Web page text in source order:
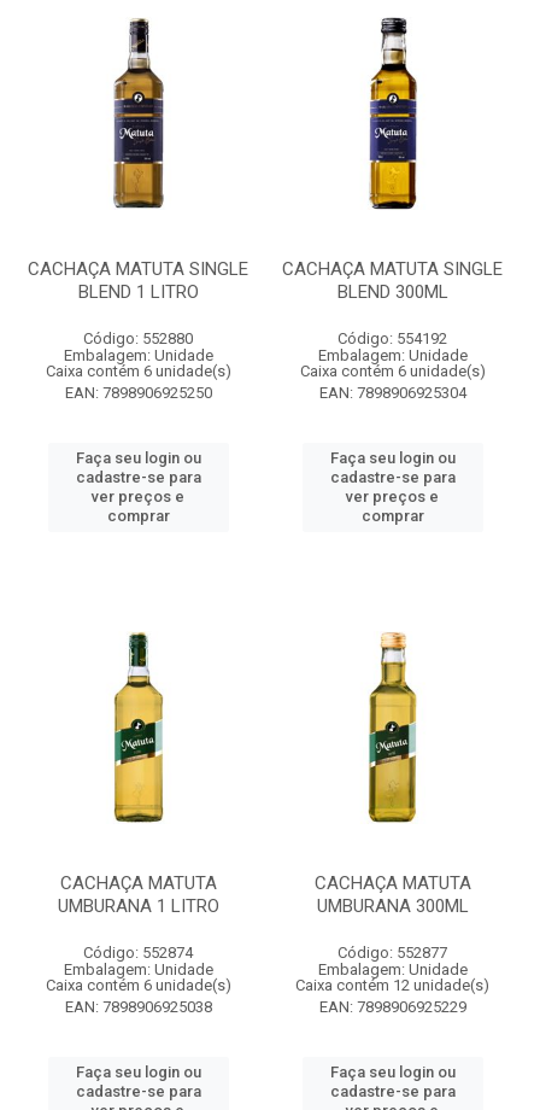
CACHAÇA MATUTA SINGLE
BLEND 1 LITRO
Código: 552880
Embalagem: Unidade
Caixa contém 6 unidade(s)
EAN: 7898906925250
Faça seu login ou
cadastre-se para
ver preços e
comprar
CACHAÇA MATUTA SINGLE
BLEND 300ML
Código: 554192
Embalagem: Unidade
Caixa contém 6 unidade(s)
EAN: 7898906925304
Faça seu login ou
cadastre-se para
ver preços e
comprar
CACHAÇA MATUTA
UMBURANA 1 LITRO
Código: 552874
Embalagem: Unidade
Caixa contém 6 unidade(s)
EAN: 7898906925038
Faça seu login ou
cadastre-se para
CACHAÇA MATUTA
UMBURANA 300ML
Código: 552877
Embalagem: Unidade
Caixa contém 12 unidade(s)
EAN: 7898906925229
Faça seu login ou
cadastre-se para